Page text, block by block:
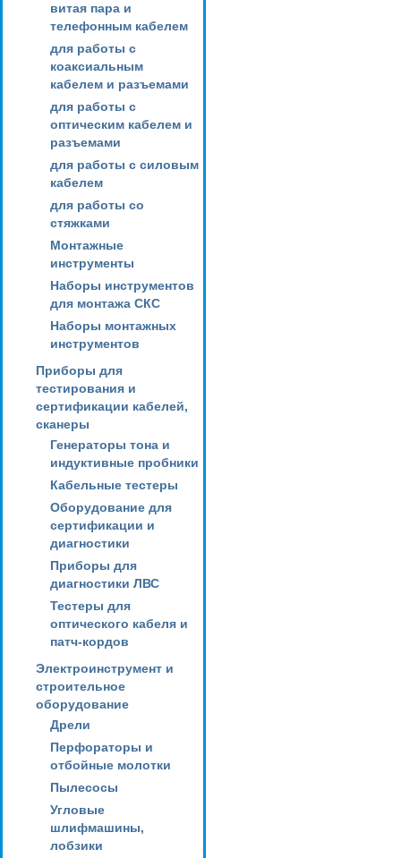
витая пара и
телефонным кабелем
для работы с
коаксиальным
кабелем и разъемами
для работы с
оптическим кабелем и
разъемами
для работы с силовым
кабелем
для работы со
стяжками
Монтажные
инструменты
Наборы инструментов
для монтажа СКС
Наборы монтажных
инструментов
Приборы для
тестирования и
сертификации кабелей,
сканеры
Генераторы тона и
индуктивные пробники
Кабельные тестеры
Оборудование для
сертификации и
диагностики
Приборы для
диагностики ЛВС
Тестеры для
оптического кабеля и
патч-кордов
Электроинструмент и
строительное
оборудование
Дрели
Перфораторы и
отбойные молотки
Пылесосы
Угловые
шлифмашины,
лобзики